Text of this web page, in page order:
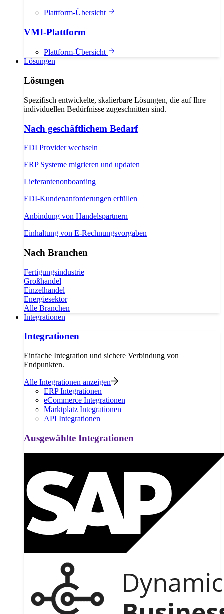
Plattform-Übersicht
VMI-Plattform
Plattform-Übersicht
Lösungen
Lösungen
Spezifisch entwickelte, skalierbare Lösungen, die auf Ihre
individuellen Bedürfnisse zugeschnitten sind.
Nach geschäftlichem Bedarf
EDI Provider wechseln
ERP Systeme migrieren und updaten
Lieferantenonboarding
EDI-Kundenanforderungen erfüllen
Anbindung von Handelspartnern
Einhaltung von E-Rechnungsvorgaben
Nach Branchen
Fertigungsindustrie
Großhandel
Einzelhandel
Energiesektor
Alle Branchen
Integrationen
Integrationen
Einfache Integration und sichere Verbindung von
Endpunkten.
Alle Integrationen anzeigen
ERP Integrationen
eCommerce Integrationen
Marktplatz Integrationen
API Integrationen
Ausgewählte Integrationen